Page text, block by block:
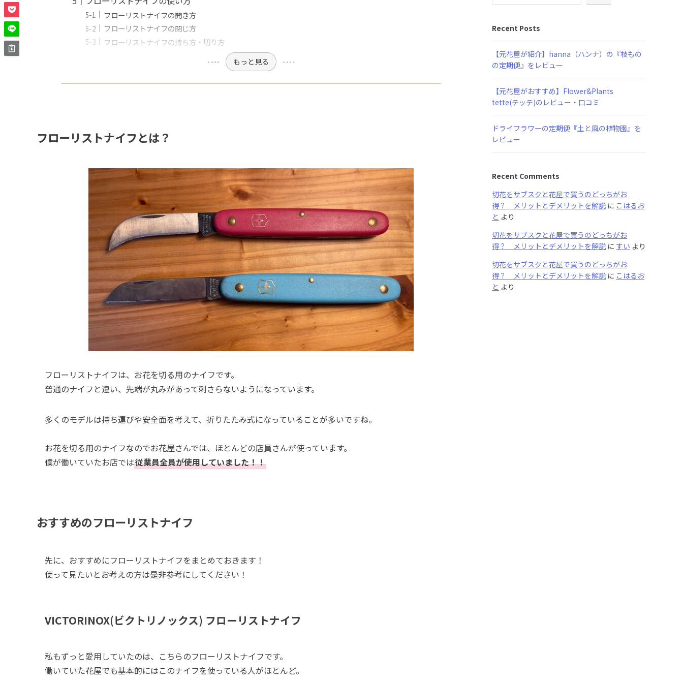
フローリストナイフの開き方
フローリストナイフの閉じ方
フローリストナイフの持ち方・切り方
もっと見る
フローリストナイフとは？
フローリストナイフは、お花を切る用のナイフです。
普通のナイフと違い、先端が丸みがあって刺さらないようになっています。
多くのモデルは持ち運びや安全面を考えて、折りたたみ式になっていることが多いですね。
お花を切る用のナイフなのでお花屋さんでは、ほとんどの店員さんが使っています。
僕が働いていたお店では従業員全員が使用していました！！
おすすめのフローリストナイフ
先に、おすすめにフローリストナイフをまとめておきます！
使って見たいとお考えの方は是非参考にしてください！
VICTORINOX(ビクトリノックス) フローリストナイフ
私もずっと愛用していたのは、こちらのフローリストナイフです。
働いていた花屋でも基本的にはこのナイフを使っている人がほとんど。
Recent Posts
【元花屋が紹介】hanna（ハンナ）の『枝もの
の定期便』をレビュー
【元花屋がおすすめ】Flower&Plants
tette(テッテ)のレビュー・口コミ
ドライフラワーの定期便『土と風の植物園』を
レビュー
Recent Comments
切花をサブスクと花屋で買うのどっちがお
得？ メリットとデメリットを解説 に こはるお
と より
切花をサブスクと花屋で買うのどっちがお
得？ メリットとデメリットを解説 に すい より
切花をサブスクと花屋で買うのどっちがお
得？ メリットとデメリットを解説 に こはるお
と より